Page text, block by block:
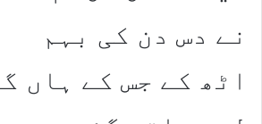
نے دس دن کی بہم
اٹھ کے جس کے ہاں